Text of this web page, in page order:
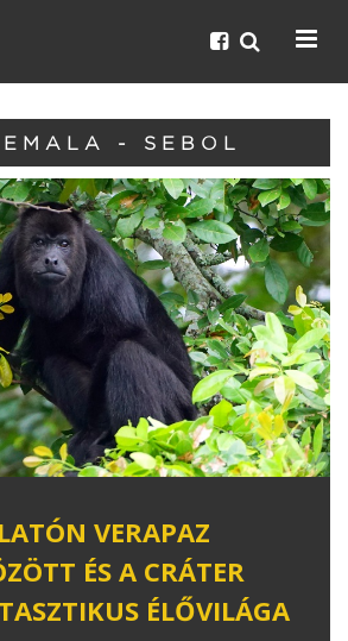
- SEBOL
VERAPAZ
ÉS A CRÁTER
ÉLŐVILÁGA